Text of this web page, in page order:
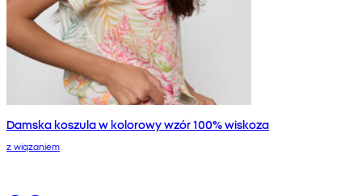
Damska koszula w kolorowy wzór 100% wiskoza
z wiązaniem